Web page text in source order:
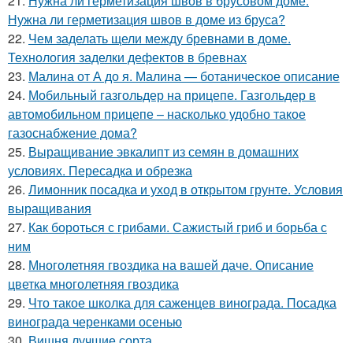
Нужна ли герметизация швов в доме из бруса?
22. Чем заделать щели между бревнами в доме.
Технология заделки дефектов в бревнах
23. Малина от А до я. Малина — ботаническое описание
24. Мобильный газгольдер на прицепе. Газгольдер в
автомобильном прицепе – насколько удобно такое
газоснабжение дома?
25. Выращивание эвкалипт из семян в домашних
условиях. Пересадка и обрезка
26. Лимонник посадка и уход в открытом грунте. Условия
выращивания
27. Как бороться с грибами. Сажистый гриб и борьба с
ним
28. Многолетняя гвоздика на вашей даче. Описание
цветка многолетняя гвоздика
29. Что такое школка для саженцев винограда. Посадка
винограда черенками осенью